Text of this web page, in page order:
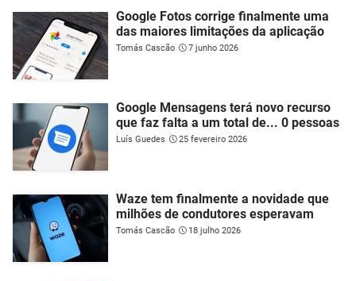
Google Fotos corrige finalmente uma
das maiores limitações da aplicação
Tomás Cascão 7 junho 2026
Google Mensagens terá novo recurso
que faz falta a um total de... 0 pessoas
Luís Guedes 25 fevereiro 2026
Waze tem finalmente a novidade que
milhões de condutores esperavam
Tomás Cascão 18 julho 2026